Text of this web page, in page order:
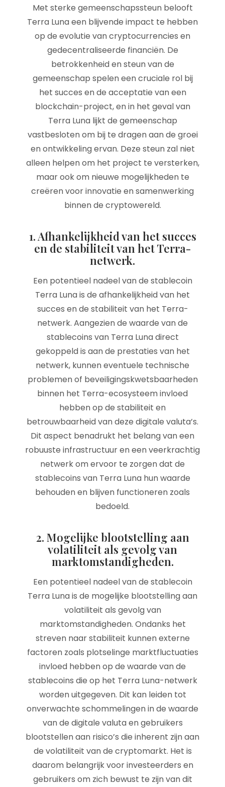
Met sterke gemeenschapssteun belooft
Terra Luna een blijvende impact te hebben
op de evolutie van cryptocurrencies en
gedecentraliseerde financiën. De
betrokkenheid en steun van de
gemeenschap spelen een cruciale rol bij
het succes en de acceptatie van een
blockchain-project, en in het geval van
Terra Luna lijkt de gemeenschap
vastbesloten om bij te dragen aan de groei
en ontwikkeling ervan. Deze steun zal niet
alleen helpen om het project te versterken,
maar ook om nieuwe mogelijkheden te
creëren voor innovatie en samenwerking
binnen de cryptowereld.
1. Afhankelijkheid van het succes
en de stabiliteit van het Terra-
netwerk.
Een potentieel nadeel van de stablecoin
Terra Luna is de afhankelijkheid van het
succes en de stabiliteit van het Terra-
netwerk. Aangezien de waarde van de
stablecoins van Terra Luna direct
gekoppeld is aan de prestaties van het
netwerk, kunnen eventuele technische
problemen of beveiligingskwetsbaarheden
binnen het Terra-ecosysteem invloed
hebben op de stabiliteit en
betrouwbaarheid van deze digitale valuta’s.
Dit aspect benadrukt het belang van een
robuuste infrastructuur en een veerkrachtig
netwerk om ervoor te zorgen dat de
stablecoins van Terra Luna hun waarde
behouden en blijven functioneren zoals
bedoeld.
2. Mogelijke blootstelling aan
volatiliteit als gevolg van
marktomstandigheden.
Een potentieel nadeel van de stablecoin
Terra Luna is de mogelijke blootstelling aan
volatiliteit als gevolg van
marktomstandigheden. Ondanks het
streven naar stabiliteit kunnen externe
factoren zoals plotselinge marktfluctuaties
invloed hebben op de waarde van de
stablecoins die op het Terra Luna-netwerk
worden uitgegeven. Dit kan leiden tot
onverwachte schommelingen in de waarde
van de digitale valuta en gebruikers
blootstellen aan risico’s die inherent zijn aan
de volatiliteit van de cryptomarkt. Het is
daarom belangrijk voor investeerders en
gebruikers om zich bewust te zijn van dit